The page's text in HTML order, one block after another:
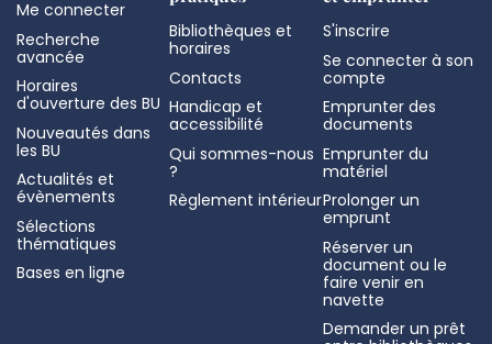
Me connecter
Recherche
avancée
Horaires
d'ouverture des BU
Nouveautés dans
les BU
Actualités et
évènements
Sélections
thématiques
Bases en ligne
Bibliothèques et
horaires
Contacts
Handicap et
accessibilité
Qui sommes-nous
?
Règlement intérieur
S'inscrire
Se connecter à son
compte
Emprunter des
documents
Emprunter du
matériel
Prolonger un
emprunt
Réserver un
document ou le
faire venir en
navette
Demander un prêt